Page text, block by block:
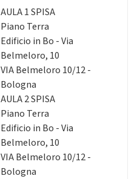
AULA 1 SPISA
Piano Terra
Edificio in Bo - Via
Belmeloro, 10
VIA Belmeloro 10/12 -
Bologna
AULA 2 SPISA
Piano Terra
Edificio in Bo - Via
Belmeloro, 10
VIA Belmeloro 10/12 -
Bologna